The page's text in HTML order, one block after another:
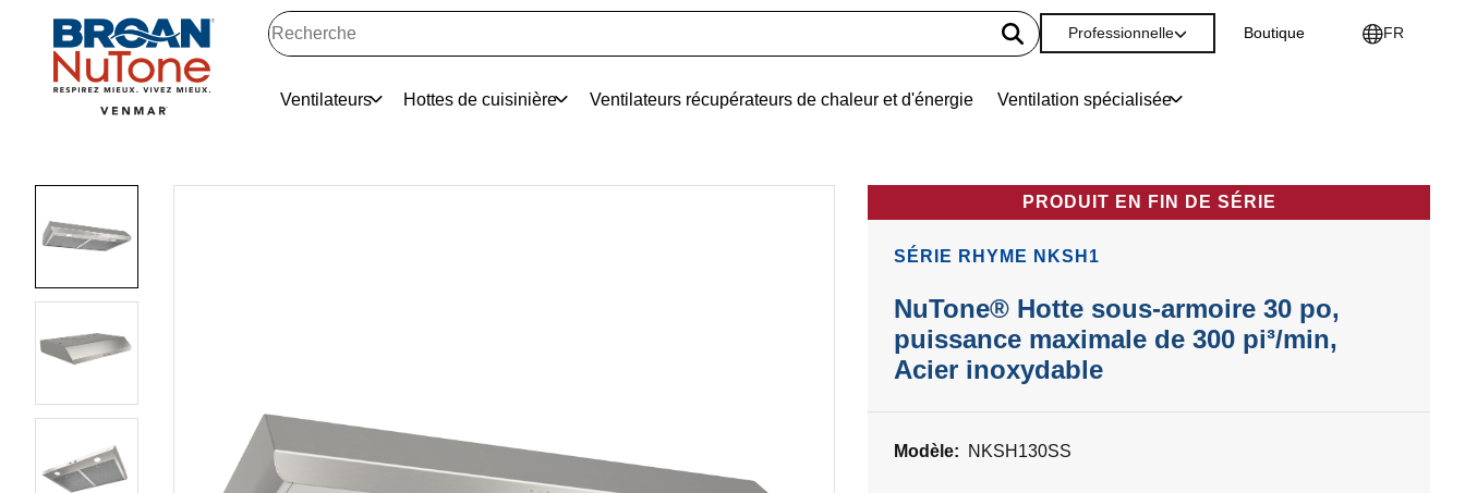
Ventilateurs Hottes de cuisinière Ventilateurs récupérateurs de chaleur et d'énergie Ventilation spécialisée
Professionnelle Boutique FR
PRODUIT EN FIN DE SÉRIE
SÉRIE RHYME NKSH1
NuTone® Hotte sous-armoire 30 po,
puissance maximale de 300 pi³/min,
Acier inoxydable
Modèle: NKSH130SS